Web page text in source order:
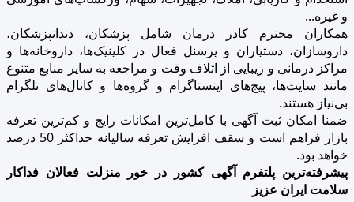
و غیره...
همکاران محترم کادر درمان شامل پزشکان، دندانپزشکان،
داروسازان، دستیاران و پرسنل فعال در کلینیک‌ها، داروخانه‌ها و
مراکز درمانی و زیبایی از اتلاف وقت و مراجعه به سایر منابع متنوع
مانند سایت‌ها، پیج‌های اینستاگرام و گروه‌ها و کانال‌های تلگرام
بی‌نیاز هستند.
ضمنا امکان ثبت آگهی با کامل‌ترین امکانات رایج و کم‌ترین تعرفه
بازار فراهم است و سقف افزایش تعرفه سالیانه حداکثر 50 درصد
خواهد بود.
پیشرفته‌ترین پلتفرم آگهی کشور در خور منزلت فعالان فداکار
سلامت ایران عزیز